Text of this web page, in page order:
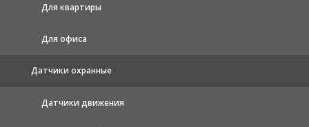
Для квартиры
Для офиса
Датчики охранные
Датчики движения